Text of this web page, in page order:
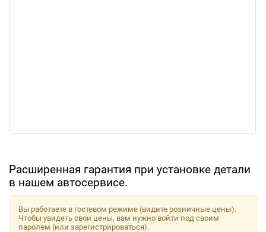
Расширенная гарантия при установке детали
в нашем автосервисе.
Вы работаете в гостевом режиме (видите розничные цены).
Чтобы увидеть свои цены, вам нужно войти под своим
паролем (или зарегистрироваться).